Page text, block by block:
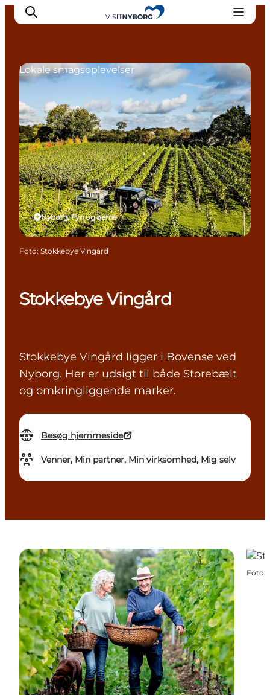
Oplev Nyborg
Outdoor
Det sker i Nyborg
Sprogø
Planlæg din tur
Book & køb
Stokkebye Vingård
Stokkebye Vingård ligger i Bovense ved
Nyborg. Her er udsigt til både Storebælt
og omkringliggende marker.
Besøg hjemmeside
Venner, Min partner, Min virksomhed, Mig selv
Nyborg, Fyn og øerne
Lokale smagsoplevelser
Foto: Stokkebye Vingård
Foto: